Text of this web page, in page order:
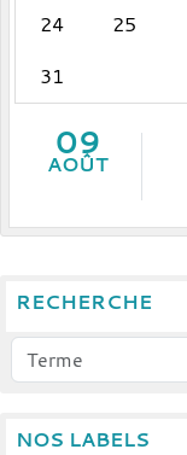
24
25
31
09
AOÛT
RECHERCHE
NOS LABELS